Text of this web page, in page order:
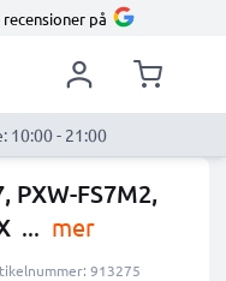
recensioner på
10:00 - 21:00
PXW-FS7M2,
... mer
913275